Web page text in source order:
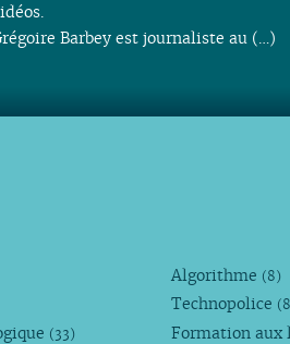
Barbey est journaliste au (…)
(33)
Algorithme (8)
Technopolice
Formation aux